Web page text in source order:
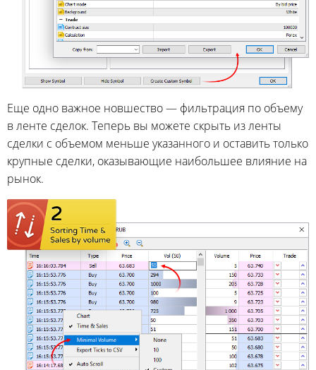
Еще одно важное новшество — фильтрация по объему
в ленте сделок. Теперь вы можете скрыть из ленты
сделки с объемом меньше указанного и оставить только
крупные сделки, оказывающие наибольшее влияние на
рынок.